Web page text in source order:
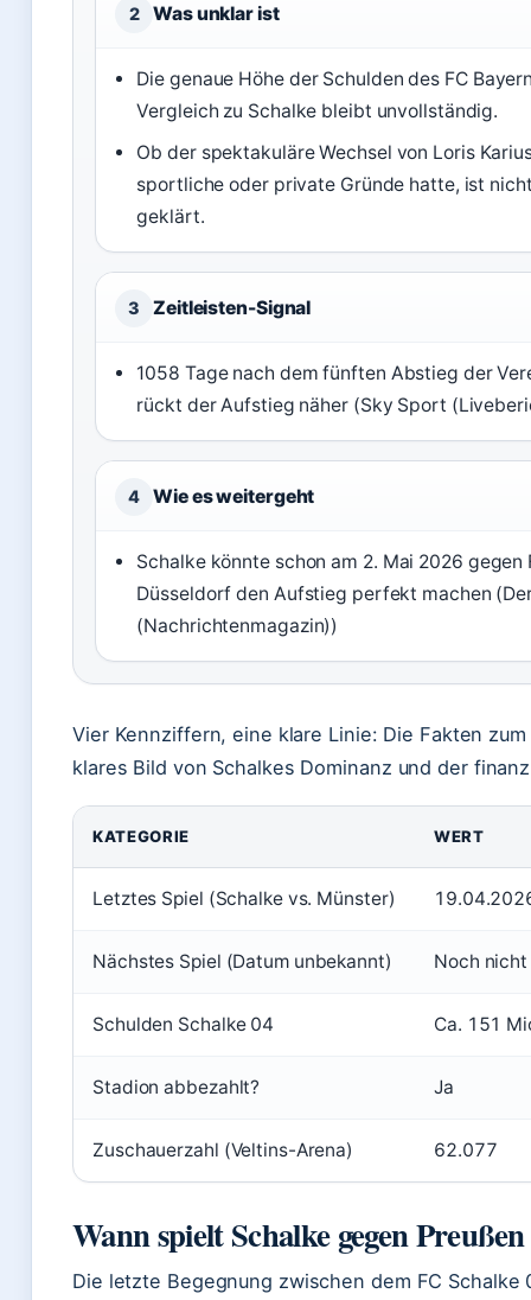
2 Was unklar ist
Die genaue Höhe der Schulden des FC
Vergleich zu Schalke bleibt unvollständig.
Ob der spektakuläre Wechsel von Loris
sportliche oder private Gründe hatte, ist
geklärt.
3 Zeitleisten-Signal
1058 Tage nach dem fünften Abstieg der
rückt der Aufstieg näher (Sky Sport
4 Wie es weitergeht
Schalke könnte schon am 2. Mai 2026 gegen
Düsseldorf den Aufstieg perfekt machen
(Nachrichtenmagazin))
Vier Kennziffern, eine klare Linie: Die Fakten
klares Bild von Schalkes Dominanz und der
KATEGORIE WERT
Letztes Spiel (Schalke vs. Münster)
Nächstes Spiel (Datum unbekannt) Noch
Schulden Schalke 04 Ca. 151
Stadion abbezahlt? Ja
Zuschauerzahl (Veltins-Arena) 62.077
Wann spielt Schalke gegen
Die letzte Begegnung zwischen dem FC Schalke